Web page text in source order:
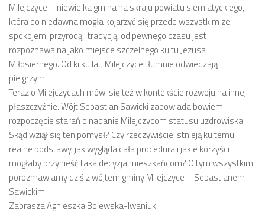
Milejczyce – niewielka gmina na skraju powiatu siemiatyckiego,
która do niedawna mogła kojarzyć się przede wszystkim ze
spokojem, przyrodą i tradycją, od pewnego czasu jest
rozpoznawalna jako miejsce szczelnego kultu Jezusa
Miłosiernego. Od kilku lat, Milejczyce tłumnie odwiedzają
pielgrzymi
Teraz o Milejczycach mówi się też w kontekście rozwoju na innej
płaszczyźnie. Wójt Sebastian Sawicki zapowiada bowiem
rozpoczęcie starań o nadanie Milejczycom statusu uzdrowiska.
Skąd wziął się ten pomysł? Czy rzeczywiście istnieją ku temu
realne podstawy, jak wygląda cała procedura i jakie korzyści
mogłaby przynieść taka decyzja mieszkańcom? O tym wszystkim
porozmawiamy dziś z wójtem gminy Milejczyce – Sebastianem
Sawickim.
Zaprasza Agnieszka Bolewska-Iwaniuk.